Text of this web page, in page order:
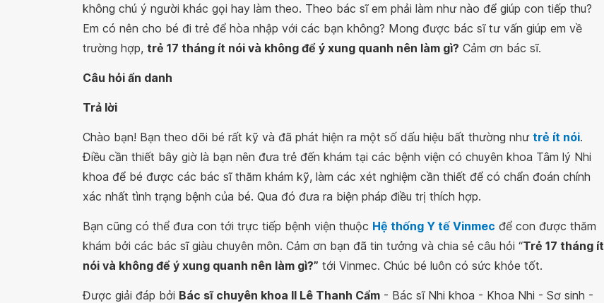
không chú ý người khác gọi hay làm theo. Theo bác sĩ em phải làm như nào để giúp con tiếp thu?
Em có nên cho bé đi trẻ để hòa nhập với các bạn không? Mong được bác sĩ tư vấn giúp em về
trường hợp, trẻ 17 tháng ít nói và không để ý xung quanh nên làm gì? Cảm ơn bác sĩ.
Câu hỏi ẩn danh
Trả lời
Chào bạn! Bạn theo dõi bé rất kỹ và đã phát hiện ra một số dấu hiệu bất thường như trẻ ít nói.
Điều cần thiết bây giờ là bạn nên đưa trẻ đến khám tại các bệnh viện có chuyên khoa Tâm lý Nhi
khoa để bé được các bác sĩ thăm khám kỹ, làm các xét nghiệm cần thiết để có chẩn đoán chính
xác nhất tình trạng bệnh của bé. Qua đó đưa ra biện pháp điều trị thích hợp.
Bạn cũng có thể đưa con tới trực tiếp bệnh viện thuộc Hệ thống Y tế Vinmec để con được thăm
khám bởi các bác sĩ giàu chuyên môn. Cảm ơn bạn đã tin tưởng và chia sẻ câu hỏi “Trẻ 17 tháng ít
nói và không để ý xung quanh nên làm gì?” tới Vinmec. Chúc bé luôn có sức khỏe tốt.
Được giải đáp bởi Bác sĩ chuyên khoa II Lê Thanh Cẩm - Bác sĩ Nhi khoa - Khoa Nhi - Sơ sinh -